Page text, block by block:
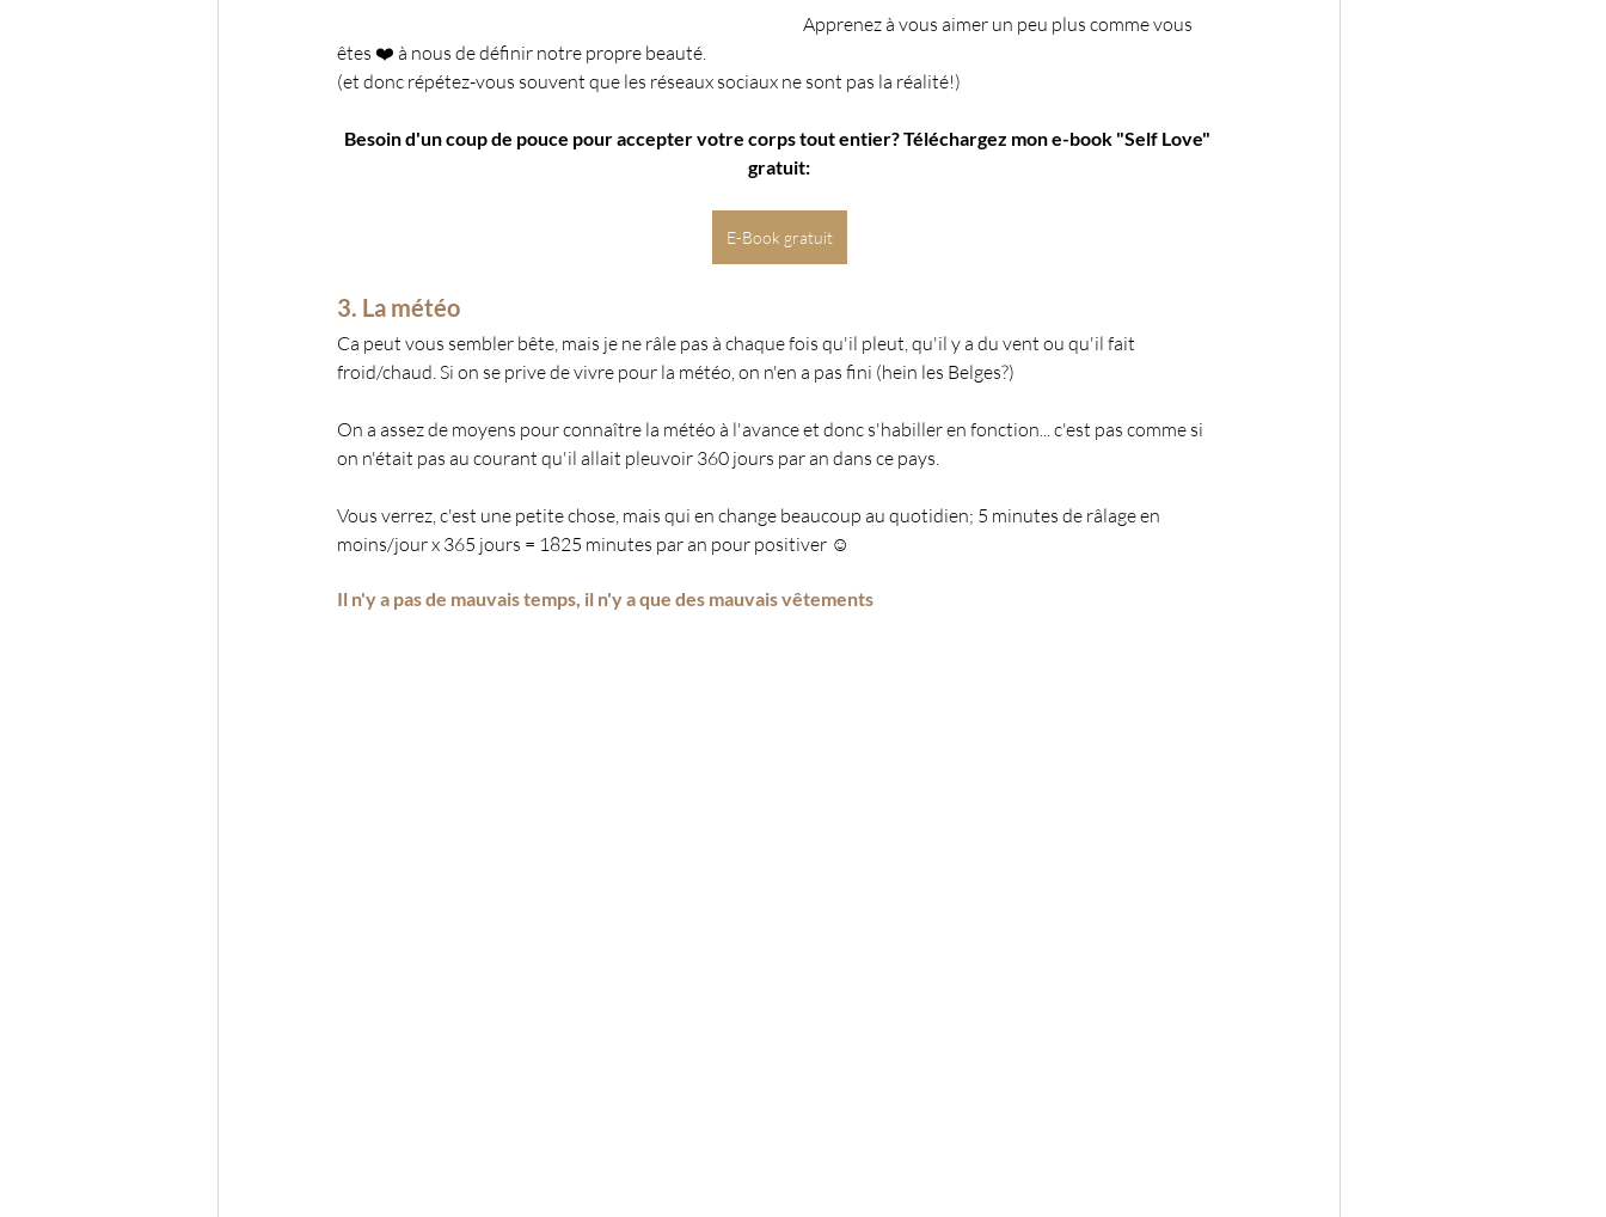
Apprenez à vous aimer un peu plus comme vous
êtes ❤️ à nous de définir notre propre beauté.
(et donc répétez-vous souvent que les réseaux sociaux ne sont pas la réalité!)
Besoin d'un coup de pouce pour accepter votre corps tout entier? Téléchargez mon e-book "Self Love"
gratuit:
E-Book gratuit
3. La météo
Ca peut vous sembler bête, mais je ne râle pas à chaque fois qu'il pleut, qu'il y a du vent ou qu'il fait
froid/chaud. Si on se prive de vivre pour la météo, on n'en a pas fini (hein les Belges?)
On a assez de moyens pour connaître la météo à l'avance et donc s'habiller en fonction... c'est pas comme si
on n'était pas au courant qu'il allait pleuvoir 360 jours par an dans ce pays.
Vous verrez, c'est une petite chose, mais qui en change beaucoup au quotidien; 5 minutes de râlage en
moins/jour x 365 jours = 1825 minutes par an pour positiver ☺️
Il n'y a pas de mauvais temps, il n'y a que des mauvais vêtements